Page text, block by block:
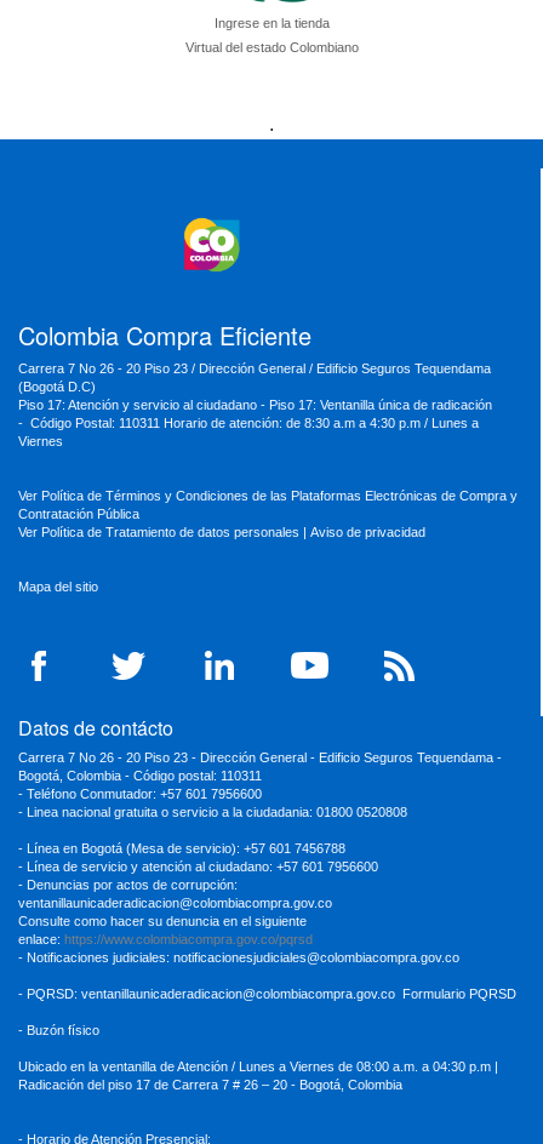
Ingrese en la tienda
Virtual del estado Colombiano
MinRelaciones
MinHacienda
.
Colombia Compra Eficiente
Carrera 7 No 26 - 20 Piso 23 / Dirección General / Edificio Seguros Tequendama
(Bogotá D.C)
Piso 17: Atención y servicio al ciudadano - Piso 17: Ventanilla única de radicación
- Código Postal: 110311 Horario de atención: de 8:30 a.m a 4:30 p.m / Lunes a
Viernes
Ver Política de Términos y Condiciones de las Plataformas Electrónicas de Compra y
Contratación Pública
Ver Política de Tratamiento de datos personales | Aviso de privacidad
Mapa del sitio
Datos de contácto
Carrera 7 No 26 - 20 Piso 23 - Dirección General - Edificio Seguros Tequendama -
Bogotá, Colombia - Código postal: 110311
- Teléfono Conmutador: +57 601 7956600
- Linea nacional gratuita o servicio a la ciudadania: 01800 0520808
- Línea en Bogotá (Mesa de servicio): +57 601 7456788
- Línea de servicio y atención al ciudadano: +57 601 7956600
- Denuncias por actos de corrupción:
ventanillaunicaderadicacion@colombiacompra.gov.co
Consulte como hacer su denuncia en el siguiente
enlace: https://www.colombiacompra.gov.co/pqrsd
- Notificaciones judiciales: notificacionesjudiciales@colombiacompra.gov.co
- PQRSD: ventanillaunicaderadicacion@colombiacompra.gov.co Formulario PQRSD
- Buzón físico
Ubicado en la ventanilla de Atención / Lunes a Viernes de 08:00 a.m. a 04:30 p.m |
Radicación del piso 17 de Carrera 7 # 26 – 20 - Bogotá, Colombia
- Horario de Atención Presencial: